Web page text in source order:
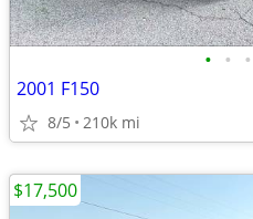
• • •
2001 F150
8/5 210k mi
$17,500